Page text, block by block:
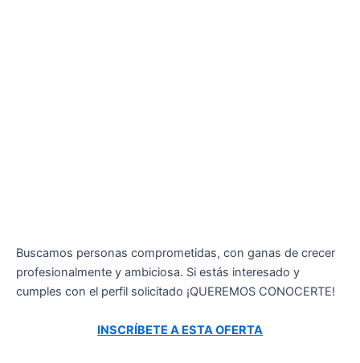
Buscamos personas comprometidas, con ganas de crecer
profesionalmente y ambiciosa. Si estás interesado y
cumples con el perfil solicitado ¡QUEREMOS CONOCERTE!
INSCRÍBETE A ESTA OFERTA